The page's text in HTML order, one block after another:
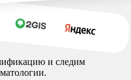
и следим